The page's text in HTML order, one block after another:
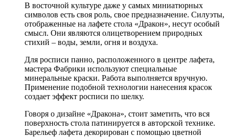
В восточной культуре даже у самых миниатюрных
символов есть своя роль, свое предназначение. Силуэты,
отображенные на лафете стола «Дракон», несут особый
смысл. Они являются олицетворением природных
стихий – воды, земли, огня и воздуха.
Для росписи панно, расположенного в центре лафета,
мастера Фабрики используют специальные
минеральные краски. Работа выполняется вручную.
Применение подобной технологии нанесения красок
создает эффект росписи по шелку.
Говоря о дизайне «Дракона», стоит заметить, что вся
поверхность стола патинируется в авторской технике.
Барельеф лафета декорирован с помощью цветной